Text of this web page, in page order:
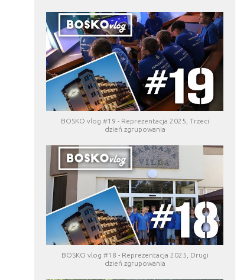
BOSKO vlog #19 - Reprezentacja 2025, Trzeci
dzień zgrupowania
BOSKO vlog #18 - Reprezentacja 2025, Drugi
dzień zgrupowania